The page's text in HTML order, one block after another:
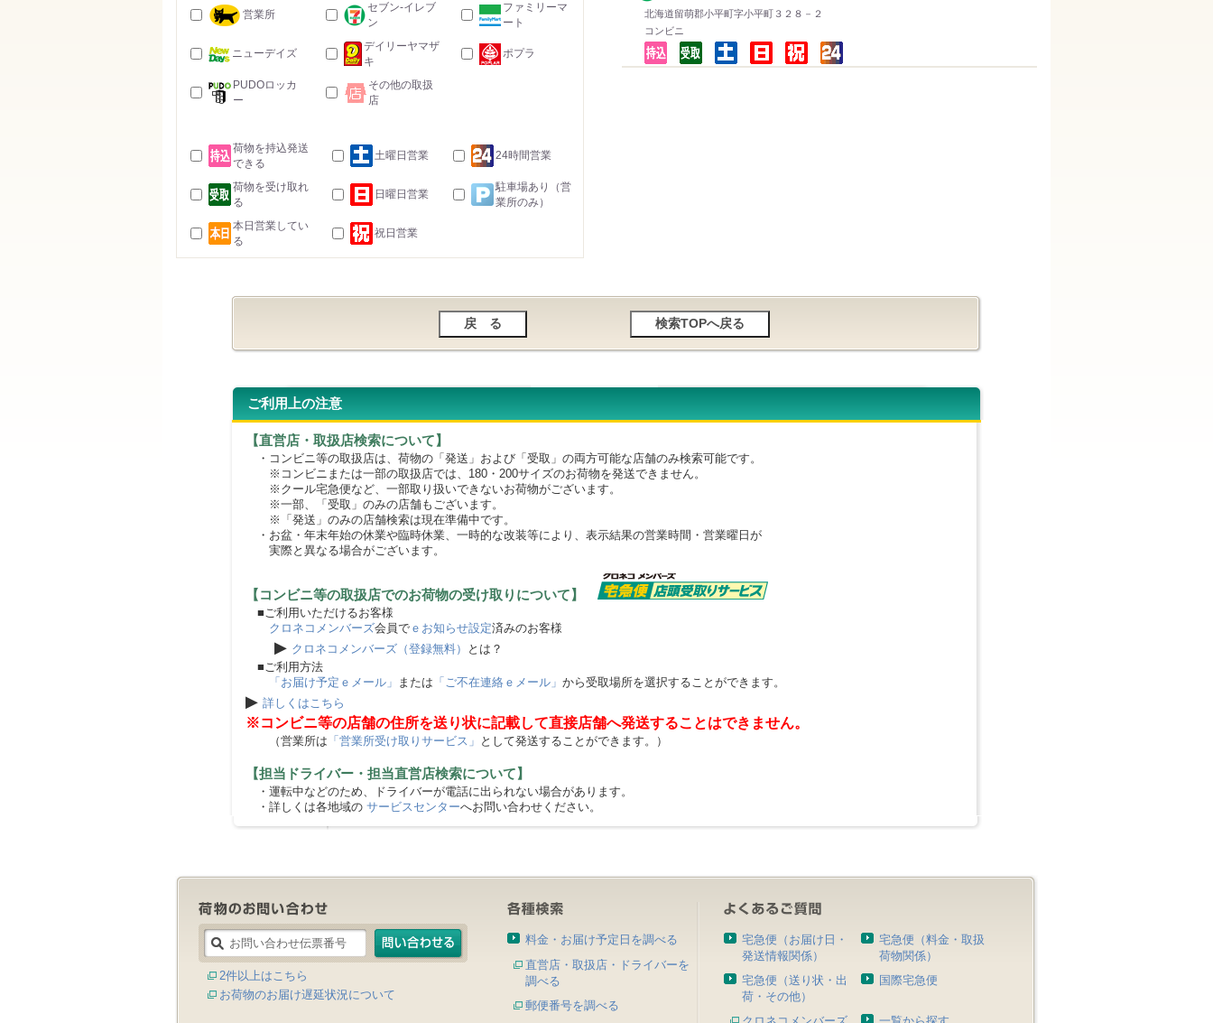
北海道留萌郡小平町字小平町３２８－２
コンビニ
営業所
セブン-イレブ
ン
ファミリーマ
ート
ニューデイズ
デイリーヤマザ
キ
ポプラ
PUDOロッカ
ー
その他の取扱
店
荷物を持込発送
できる
土曜日営業 24時間営業
荷物を受け取れ
る
日曜日営業
駐車場あり（営
業所のみ）
本日営業してい
る
祝日営業
ご利用上の注意
【直営店・取扱店検索について】
・コンビニ等の取扱店は、荷物の「発送」および「受取」の両方可能な店舗のみ検索可能です。
※コンビニまたは一部の取扱店では、180・200サイズのお荷物を発送できません。
※クール宅急便など、一部取り扱いできないお荷物がございます。
※一部、「受取」のみの店舗もございます。
※「発送」のみの店舗検索は現在準備中です。
・お盆・年末年始の休業や臨時休業、一時的な改装等により、表示結果の営業時間・営業曜日が
実際と異なる場合がございます。
【コンビニ等の取扱店でのお荷物の受け取りについて】
■ご利用いただけるお客様
クロネコメンバーズ会員で ｅお知らせ設定済みのお客様
▶ クロネコメンバーズ（登録無料）
とは？
■ご利用方法
「お届け予定ｅメール」 または 「ご不在連絡ｅメール」 から受取場所を選択することができます。
▶ 詳しくはこちら
※コンビニ等の店舗の住所を送り状に記載して直接店舗へ発送することはできません。
（営業所は 「営業所受け取りサービス」 として発送することができます。）
【担当ドライバー・担当直営店検索について】
・運転中などのため、ドライバーが電話に出られない場合があります。
・詳しくは各地域の サービスセンターへお問い合わせください。
2件以上はこちら
お荷物のお届け遅延状況について
料金・お届け予定日を調べる
直営店・取扱店・ドライバーを
調べる
郵便番号を調べる
宅急便（お届け日・
発送情報関係）
宅急便（料金・取扱
荷物関係）
宅急便（送り状・出
荷・その他）
国際宅急便